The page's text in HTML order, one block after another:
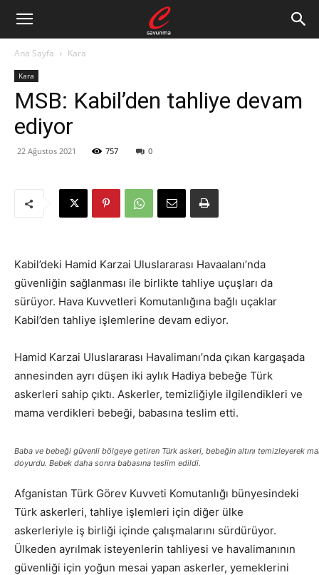
Ana Sayfa Kara
Kara
MSB: Kabil’den tahliye devam
ediyor
22 Ağustos 2021 757 0
Kabil’deki Hamid Karzai Uluslararası Havaalanı’nda
güvenliğin sağlanması ile birlikte tahliye uçuşları da
sürüyor. Hava Kuvvetleri Komutanlığına bağlı uçaklar
Kabil’den tahliye işlemlerine devam ediyor.
Hamid Karzai Uluslararası Havalimanı’nda çıkan kargaşada
annesinden ayrı düşen iki aylık Hadiya bebeğe Türk
askerleri sahip çıktı. Askerler, temizliğiyle ilgilendikleri ve
mama verdikleri bebeği, babasına teslim etti.
Baba ve bebeği güvenli bölgeye getiren Türk askeri, bebeğin altını temizleyerek
doyurdu. Bebek daha sonra babasına teslim edildi.
Afganistan Türk Görev Kuvveti Komutanlığı bünyesindeki
Türk askerleri, tahliye işlemleri için diğer ülke
askerleriyle iş birliği içinde çalışmalarını sürdürüyor.
Ülkeden ayrılmak isteyenlerin tahliyesi ve havalimanının
güvenliği için yoğun mesai yapan askerler, yemeklerini